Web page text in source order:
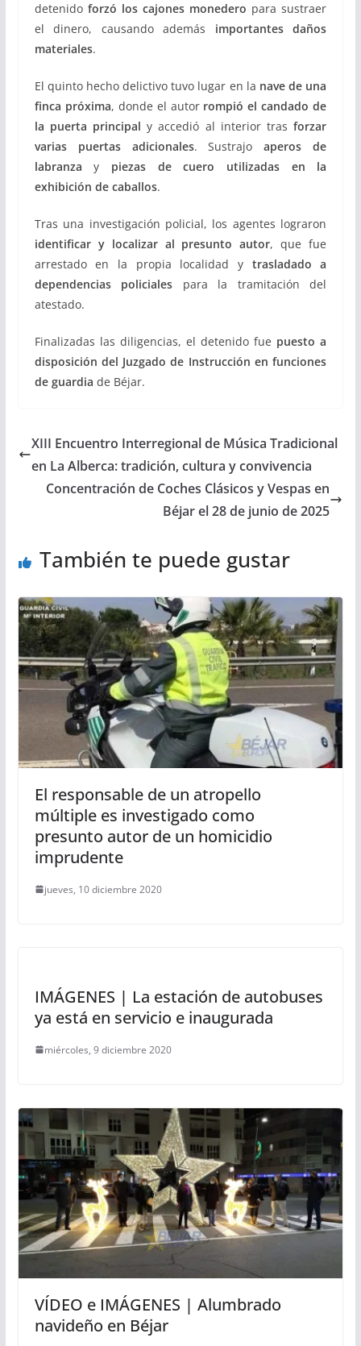
detenido forzó los cajones monedero para sustraer
el dinero, causando además importantes daños
materiales.
El quinto hecho delictivo tuvo lugar en la nave de una
finca próxima, donde el autor rompió el candado de
la puerta principal y accedió al interior trasforzar
varias puertas adicionales. Sustrajoaperos de
labranza y piezas de cuero utilizadas en la
exhibición de caballos.
Tras una investigación policial, los agentes lograron
identificar y localizar al presunto autor, que fue
arrestado en la propia localidad y trasladado a
dependencias policiales para la tramitación del
atestado.
Finalizadas las diligencias, el detenido fue puesto a
disposición del Juzgado de Instrucción en funciones
de guardia de Béjar.
XIII Encuentro Interregional de Música Tradicional
en La Alberca: tradición, cultura y convivencia
Concentración de Coches Clásicos y Vespas en
Béjar el 28 de junio de 2025
También te puede gustar
El responsable de un atropello
múltiple es investigado como
presunto autor de un homicidio
imprudente
jueves, 10 diciembre 2020
IMÁGENES | La estación de autobuses
ya está en servicio e inaugurada
miércoles, 9 diciembre 2020
VÍDEO e IMÁGENES | Alumbrado
navideño en Béjar